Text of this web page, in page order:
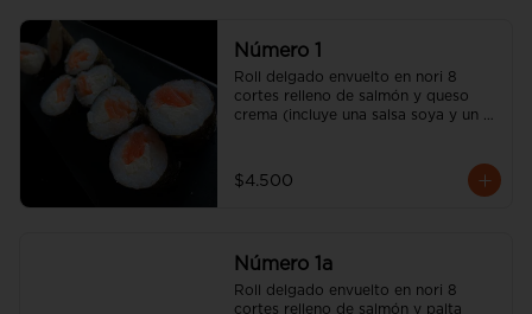
Número 1
Roll delgado envuelto en nori 8
cortes relleno de salmón y queso
crema (incluye una salsa soya y un
$4.500
Número 1a
Roll delgado envuelto en nori 8
cortes relleno de salmón y palta